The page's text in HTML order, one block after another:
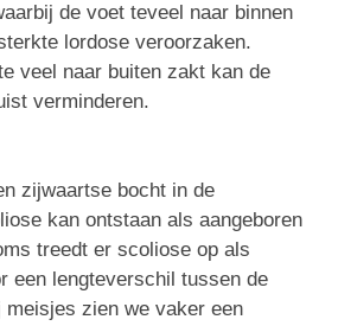
de voet teveel naar binnen
lordose veroorzaken.
veel naar buiten zakt kan de
verminderen.
zijwaartse bocht in de
kan ontstaan als aangeboren
treedt er scoliose op als
een lengteverschil tussen de
zien we vaker een